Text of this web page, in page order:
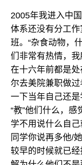
联系我们
关注我们
2005年我进入中
体系还没有分工
班。“杂食动物，
们非常有热情，
在十六年前都是
尔去美院兼职做
一下当年自己还
“教”他们什么，
学不用说什么自己
同学你说再多他/
较早的时候就已